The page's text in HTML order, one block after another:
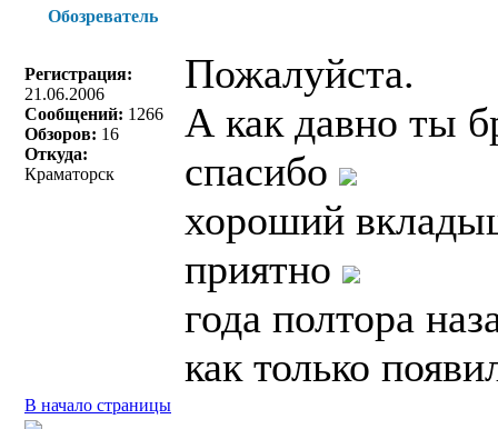
Обозреватель
Регистрация:
21.06.2006
Сообщений: 1266
Обзоров: 16
Откуда:
Краматорск
Пожалуйста.
А как давно ты
спасибо
хороший
приятно
года полтора
как только
В начало страницы